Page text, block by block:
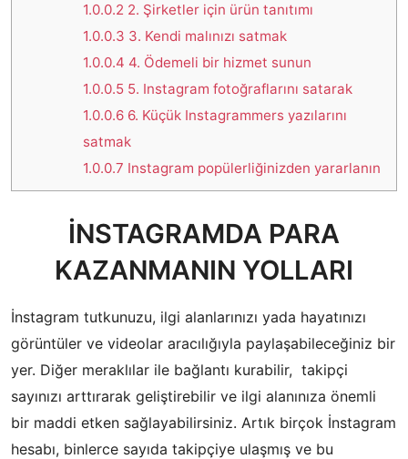
1.0.0.2 2. Şirketler için ürün tanıtımı
1.0.0.3 3. Kendi malınızı satmak
1.0.0.4 4. Ödemeli bir hizmet sunun
1.0.0.5 5. Instagram fotoğraflarını satarak
1.0.0.6 6. Küçük Instagrammers yazılarını
satmak
1.0.0.7 Instagram popülerliğinizden yararlanın
İNSTAGRAMDA PARA
KAZANMANIN YOLLARI
İnstagram tutkunuzu, ilgi alanlarınızı yada hayatınızı
görüntüler ve videolar aracılığıyla paylaşabileceğiniz bir
yer. Diğer meraklılar ile bağlantı kurabilir, takipçi
sayınızı arttırarak geliştirebilir ve ilgi alanınıza önemli
bir maddi etken sağlayabilirsiniz. Artık birçok İnstagram
hesabı, binlerce sayıda takipçiye ulaşmış ve bu